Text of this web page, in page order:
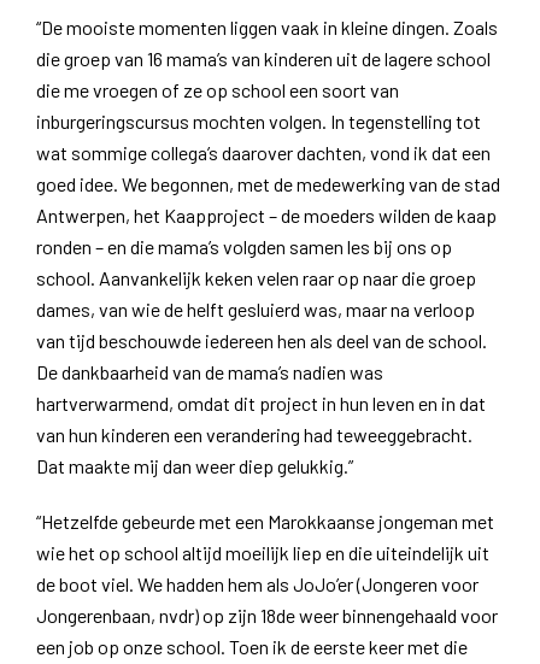
“De mooiste momenten liggen vaak in kleine dingen. Zoals
die groep van 16 mama’s van kinderen uit de lagere school
die me vroegen of ze op school een soort van
inburgeringscursus mochten volgen. In tegenstelling tot
wat sommige collega’s daarover dachten, vond ik dat een
goed idee. We begonnen, met de medewerking van de stad
Antwerpen, het Kaapproject – de moeders wilden de kaap
ronden – en die mama’s volgden samen les bij ons op
school. Aanvankelijk keken velen raar op naar die groep
dames, van wie de helft gesluierd was, maar na verloop
van tijd beschouwde iedereen hen als deel van de school.
De dankbaarheid van de mama’s nadien was
hartverwarmend, omdat dit project in hun leven en in dat
van hun kinderen een verandering had teweeggebracht.
Dat maakte mij dan weer diep gelukkig.”
“Hetzelfde gebeurde met een Marokkaanse jongeman met
wie het op school altijd moeilijk liep en die uiteindelijk uit
de boot viel. We hadden hem als JoJo’er (Jongeren voor
Jongerenbaan, nvdr) op zijn 18de weer binnengehaald voor
een job op onze school. Toen ik de eerste keer met die